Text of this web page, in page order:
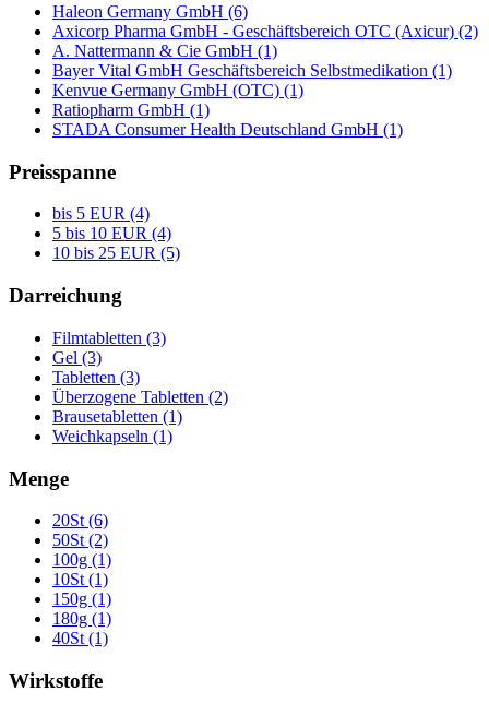
Haleon Germany GmbH (6)
Axicorp Pharma GmbH - Geschäftsbereich OTC (Axicur) (2)
A. Nattermann & Cie GmbH (1)
Bayer Vital GmbH Geschäftsbereich Selbstmedikation (1)
Kenvue Germany GmbH (OTC) (1)
Ratiopharm GmbH (1)
STADA Consumer Health Deutschland GmbH (1)
Preisspanne
bis 5 EUR (4)
5 bis 10 EUR (4)
10 bis 25 EUR (5)
Darreichung
Filmtabletten (3)
Gel (3)
Tabletten (3)
Überzogene Tabletten (2)
Brausetabletten (1)
Weichkapseln (1)
Menge
20St (6)
50St (2)
100g (1)
10St (1)
150g (1)
180g (1)
40St (1)
Wirkstoffe